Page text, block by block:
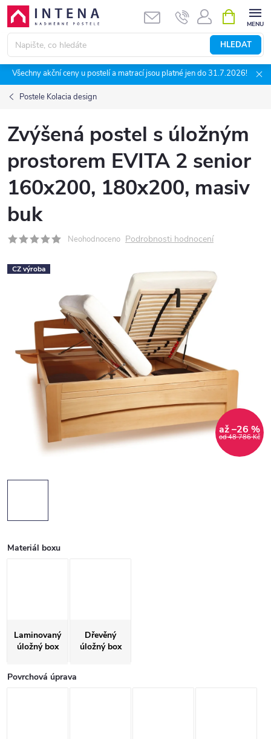
Přejít
obsah
HLEDAT
NÁKUPNÍ
KOŠÍK
Všechny akční ceny u postelí a matrací jsou platné jen do 31.7.2026!
Postele Kolacia design
Zvýšená postel s úložným
prostorem EVITA 2 senior
160x200, 180x200, masiv
buk
Neohodnoceno Podrobnosti hodnocení
CZ výroba
od 48 786 Kč
až –26 %
Materiál boxu
Laminovaný
úložný box
Dřevěný
úložný box
Povrchová úprava